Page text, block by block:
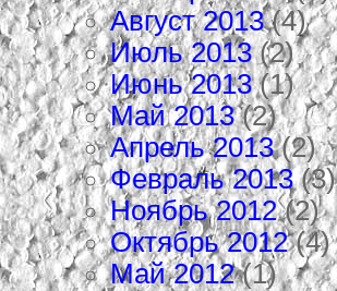
Август 2013(4)
Июль 2013(2)
Июнь 2013(1)
Май 2013(2)
Апрель 2013(2)
Февраль 2013(3)
Ноябрь 2012(2)
Октябрь 2012(4)
Май 2012(1)